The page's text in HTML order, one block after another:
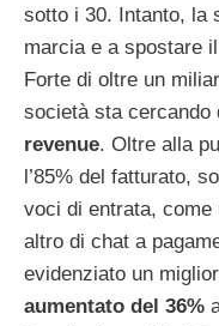
sotto i 30. Intanto, la
marcia e a spostare
Forte di oltre un
società sta cercando
revenue. Oltre alla
l’85% del fatturato,
voci di entrata,
altro di chat a
evidenziato un
aumentato del 36%